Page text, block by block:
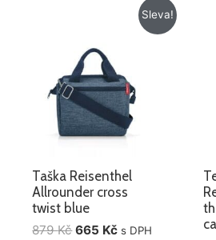
Sleva!
Taška Reisenthel
Allrounder cross
twist blue
879Kč
879 Kč.
665 Kč
Aktuální
cena
s DPH